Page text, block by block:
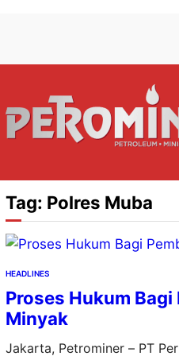
konten
content
Tag: Polres Muba
HEADLINES
Proses Hukum
Minyak
Jakarta, Petrominer – PT